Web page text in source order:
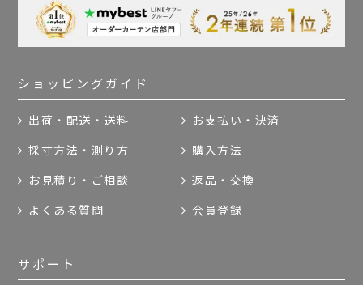
ショッピングガイド
出荷・配送・送料 お支払い・決済
採寸方法・測り方 購入方法
お見積り・ご相談 返品・交換
よくある質問 会員登録
サポート